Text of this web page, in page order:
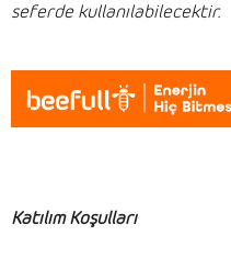
seferde kullanılabilecektir.
Katılım Koşulları